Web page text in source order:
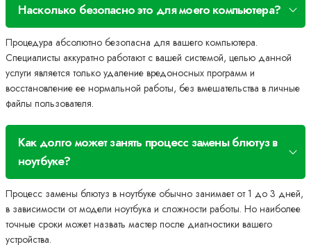
Насколько безопасно это для моего компьютера?
Процедура абсолютно безопасна для вашего компьютера.
Специалисты аккуратно работают с вашей системой, целью данной
услуги является только удаление вредоносных программ и
восстановление ее нормальной работы, без вмешательства в личные
файлы пользователя.
Как долго может занять процесс замены блютуз в
ноутбуке?
Процесс замены блютуз в ноутбуке обычно занимает от 1 до 3 дней,
в зависимости от модели ноутбука и сложности работы. Но наиболее
точные сроки может назвать мастер после диагностики вашего
устройства.